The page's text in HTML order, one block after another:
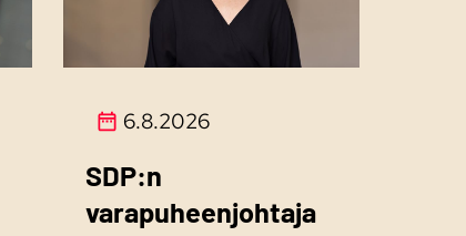
6.8.2026
SDP:n
varapuheenjohtaja